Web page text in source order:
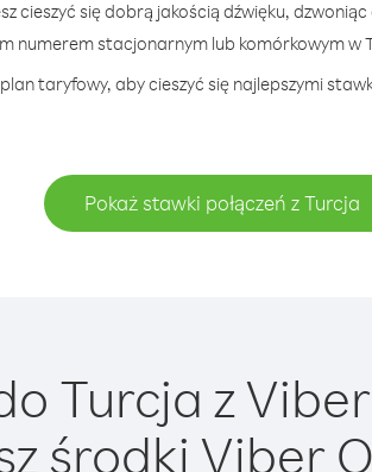
cieszyć się dobrą jakością dźwięku,
numerem stacjonarnym lub komórkowym w
taryfowy, aby cieszyć się najlepszymi
Pokaż stawki połączeń z Turcja
Turcja z
środki Viber